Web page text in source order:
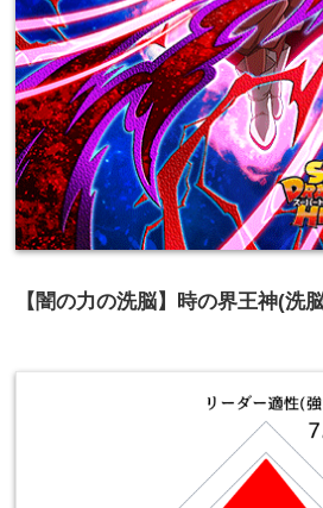
【闇の力の洗脳】時の界王神(洗